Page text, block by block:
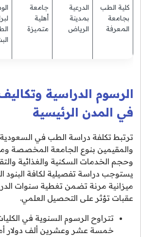
كلية الطب
بجامعة
المعرفة
الدرعية
بمدينة
الرياض
جامعة
أهلية
متميزة
الرسوم الدراسية
في المدن الرئيسية
ترتبط تكلفة دراسة الطب في
والمقيمين بنوع الجامعة المخصصة
وحجم الخدمات السكنية والغذائية
يستوجب دراسة تفصيلية لكافة البنود
ميزانية مرنة تضمن تغطية سنوات
عقبات تؤثر على التحصيل العلمي.
تتراوح الرسوم السنوية في
خمسة عشر وعشرين ألف دولار